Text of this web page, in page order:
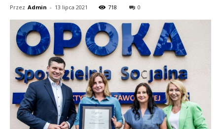
Przez Admin - 13 lipca 2021 718 0